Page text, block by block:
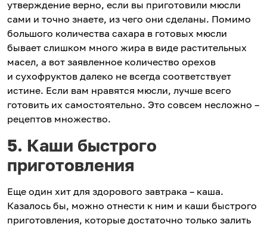
утверждение верно, если вы приготовили мюсли
сами и точно знаете, из чего они сделаны. Помимо
большого количества сахара в готовых мюсли
бывает слишком много жира в виде растительных
масел, а вот заявленное количество орехов
и сухофруктов далеко не всегда соответствует
истине. Если вам нравятся мюсли, лучше всего
готовить их самостоятельно. Это совсем несложно –
рецептов множество.
5. Каши быстрого
приготовления
Еще один хит для здорового завтрака – каша.
Казалось бы, можно отнести к ним и каши быстрого
приготовления, которые достаточно только залить